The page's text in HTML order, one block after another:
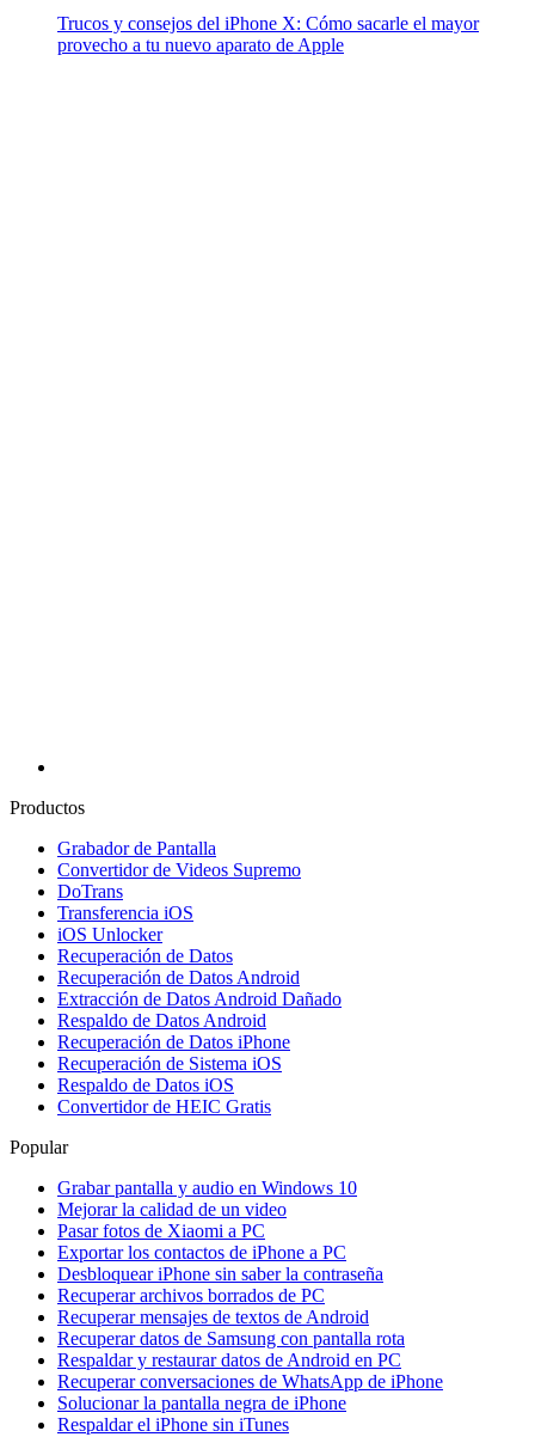
Trucos y consejos del iPhone X: Cómo sacarle el mayor
provecho a tu nuevo aparato de Apple
Productos
Grabador de Pantalla
Convertidor de Videos Supremo
DoTrans
Transferencia iOS
iOS Unlocker
Recuperación de Datos
Recuperación de Datos Android
Extracción de Datos Android Dañado
Respaldo de Datos Android
Recuperación de Datos iPhone
Recuperación de Sistema iOS
Respaldo de Datos iOS
Convertidor de HEIC Gratis
Popular
Grabar pantalla y audio en Windows 10
Mejorar la calidad de un video
Pasar fotos de Xiaomi a PC
Exportar los contactos de iPhone a PC
Desbloquear iPhone sin saber la contraseña
Recuperar archivos borrados de PC
Recuperar mensajes de textos de Android
Recuperar datos de Samsung con pantalla rota
Respaldar y restaurar datos de Android en PC
Recuperar conversaciones de WhatsApp de iPhone
Solucionar la pantalla negra de iPhone
Respaldar el iPhone sin iTunes